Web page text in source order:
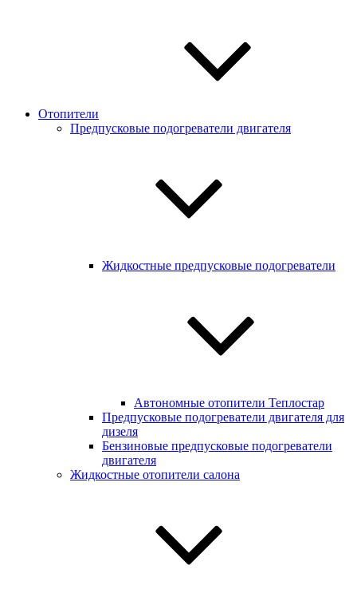
Отопители
Предпусковые подогреватели двигателя
Жидкостные предпусковые подогреватели
Автономные отопители Теплостар
Предпусковые подогреватели двигателя для
дизеля
Бензиновые предпусковые подогреватели
двигателя
Жидкостные отопители салона